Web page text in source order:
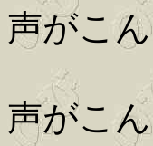
声がこ
声がこ